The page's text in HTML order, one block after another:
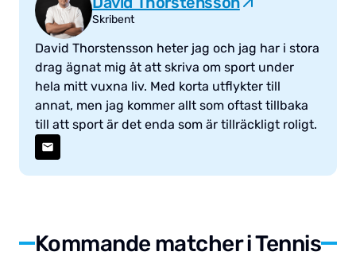
Skribent
David Thorstensson heter jag och jag har i stora
drag ägnat mig åt att skriva om sport under
hela mitt vuxna liv. Med korta utflykter till
annat, men jag kommer allt som oftast tillbaka
till att sport är det enda som är tillräckligt roligt.
Kommande matcher i Tennis